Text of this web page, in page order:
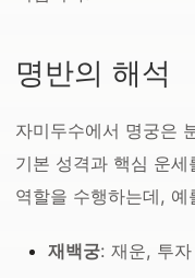
명반의 해석
자미두수에서 명궁은
기본 성격과 핵심 운
역할을 수행하는데, 예
재백궁: 재운, 투